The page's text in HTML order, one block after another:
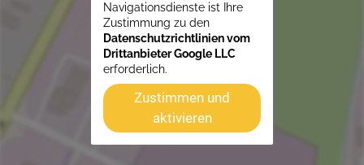
Navigationsdienste ist Ihre
Zustimmung zu den
Datenschutzrichtlinien vom
Drittanbieter Google LLC
erforderlich.
Zustimmen und
aktivieren